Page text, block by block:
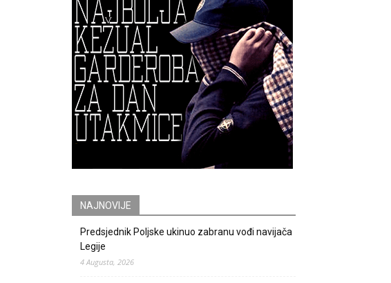
NAJNOVIJE
Predsjednik Poljske ukinuo zabranu vođi navijača
Legije
4 Augusta, 2026